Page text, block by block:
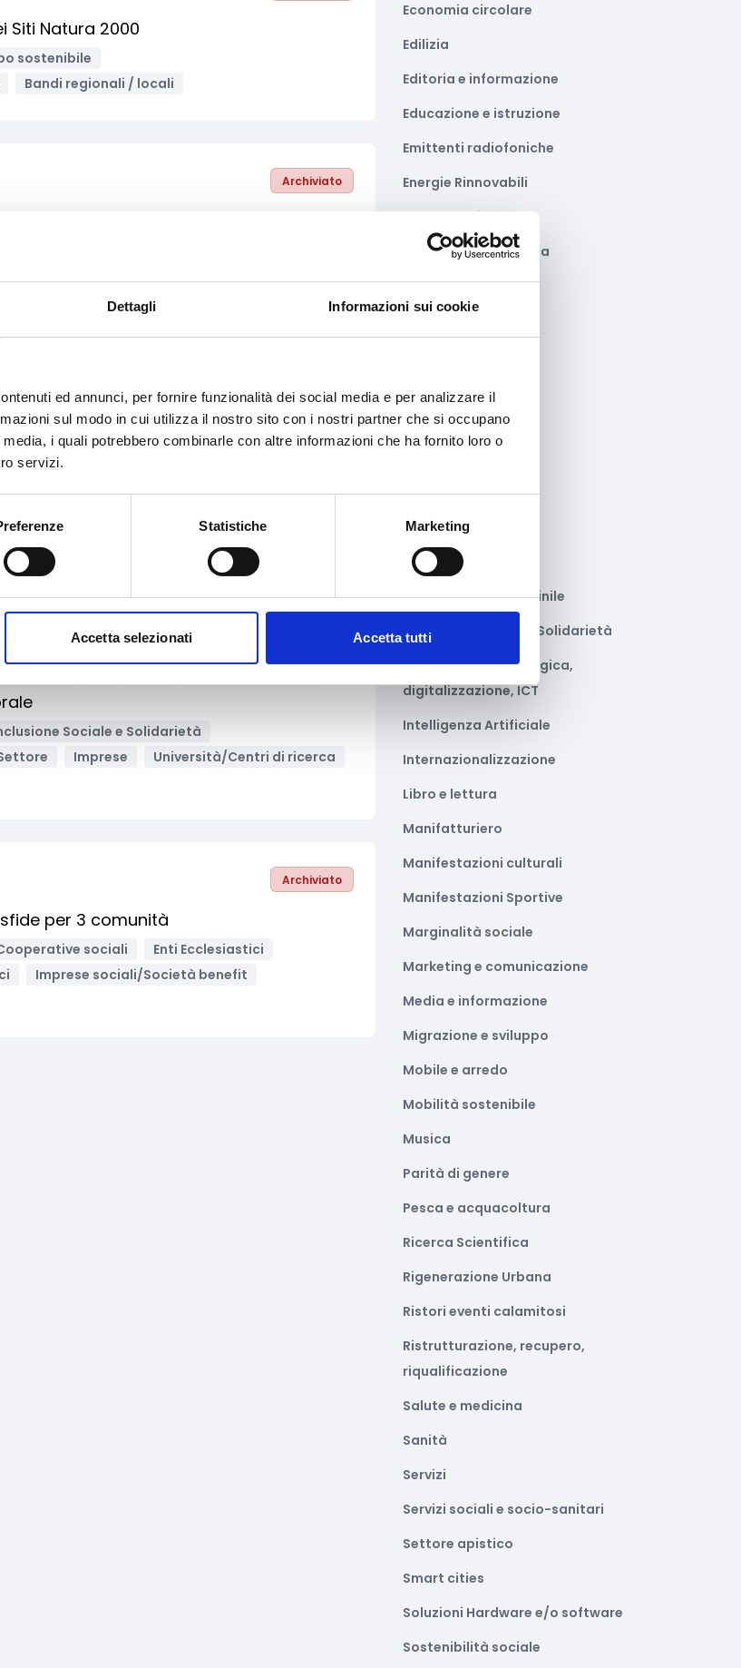
Dettagli Informazioni sui cookie
ed annunci, per fornire funzionalità dei social media e per analizzare il
sul modo in cui utilizza il nostro sito con i nostri partner che si occupano
i quali potrebbero combinarle con altre informazioni che ha fornito loro o
servizi.
Statistiche Marketing
Accetta selezionati Accetta tutti
Siti Natura 2000
sostenibile
Bandi regionali / locali
Archiviato
Media e informazione
Archiviato
all’eco-efficientamento e alla
edifici e nelle strutture pubbliche
Rinnovabili
Transizione ecologica
nella vita sociale e lavorativa
Sociale e Solidarietà
Imprese
Università/Centri di ricerca
Archiviato
per 3 comunità
sociali
Enti Ecclesiastici
Imprese sociali/Società benefit
Economia circolare
Edilizia
Editoria e informazione
Educazione e istruzione
Emittenti radiofoniche
Energie Rinnovabili
Farmaceutico
Farmacia e/o chimica
Fashion
Formazione e lavoro
Fotovoltaico
Giustizia e sicurezza
Green economy
Impianti sportivi
Imprenditoria femminile
Inclusione Sociale e Solidarietà
Innovazione tecnologica,
digitalizzazione, ICT
Intelligenza Artificiale
Internazionalizzazione
Libro e lettura
Manifatturiero
Manifestazioni culturali
Manifestazioni Sportive
Marginalità sociale
Marketing e comunicazione
Media e informazione
Migrazione e sviluppo
Mobile e arredo
Mobilità sostenibile
Musica
Parità di genere
Pesca e acquacoltura
Ricerca Scientifica
Rigenerazione Urbana
Ristori eventi calamitosi
Ristrutturazione, recupero,
riqualificazione
Salute e medicina
Sanità
Servizi
Servizi sociali e socio-sanitari
Settore apistico
Smart cities
Soluzioni Hardware e/o software
Sostenibilità sociale